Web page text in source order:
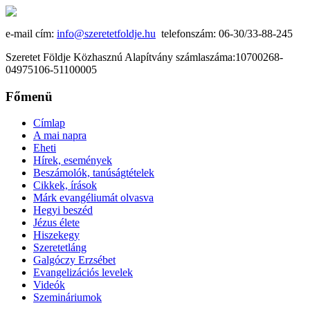
e-mail cím: info@szeretetfoldje.hu telefonszám: 06-30/33-88-245
Szeretet Földje Közhasznú Alapítvány számlaszáma:10700268-
04975106-51100005
Főmenü
Címlap
A mai napra
Eheti
Hírek, események
Beszámolók, tanúságtételek
Cikkek, írások
Márk evangéliumát olvasva
Hegyi beszéd
Jézus élete
Hiszekegy
Szeretetláng
Galgóczy Erzsébet
Evangelizációs levelek
Videók
Szemináriumok